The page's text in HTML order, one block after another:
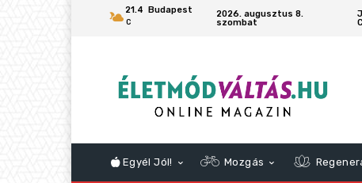
21.4
C
Budapest
2026. augusztus 8.
szombat
Egyél Jól! Mozgás